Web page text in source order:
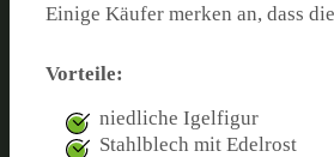
Einige Käufer merken an, dass
Vorteile:
niedliche Igelfigur
Stahlblech mit Edelrost